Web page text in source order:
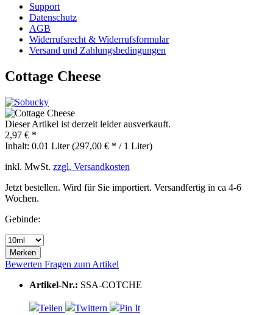
Support
Datenschutz
AGB
Widerrufsrecht & Widerrufsformular
Versand und Zahlungsbedingungen
Cottage Cheese
Dieser Artikel ist derzeit leider ausverkauft.
2,97 € *
Inhalt: 0.01 Liter (297,00 € * / 1 Liter)
inkl. MwSt. zzgl. Versandkosten
Jetzt bestellen. Wird für Sie importiert. Versandfertig in ca 4-6
Wochen.
Gebinde:
Merken
Bewerten Fragen zum Artikel
Artikel-Nr.: SSA-COTCHE
Teilen Twittern
Pin It